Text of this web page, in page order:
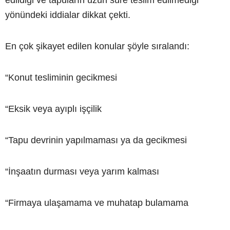
yönündeki iddialar dikkat çekti.
En çok şikayet edilen konular şöyle sıralandı:
“Konut tesliminin gecikmesi
“Eksik veya ayıplı işçilik
“Tapu devrinin yapılmaması ya da gecikmesi
“İnşaatın durması veya yarım kalması
“Firmaya ulaşamama ve muhatap bulamama